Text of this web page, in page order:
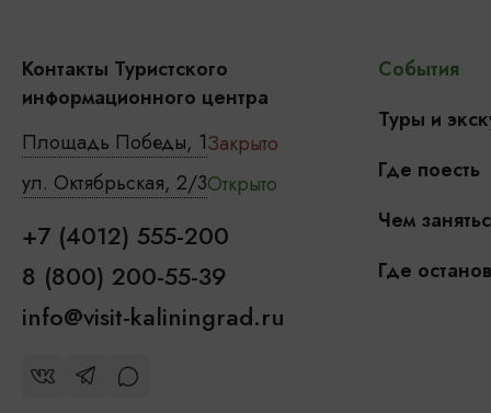
Контакты Туристского
информационного центра
Площадь Победы, 1Закрыто
ул. Октябрьская, 2/3Открыто
+7 (4012) 555-200
8 (800) 200-55-39
info@visit-kaliningrad.ru
События
Туры и
Где поесть
Чем
Где